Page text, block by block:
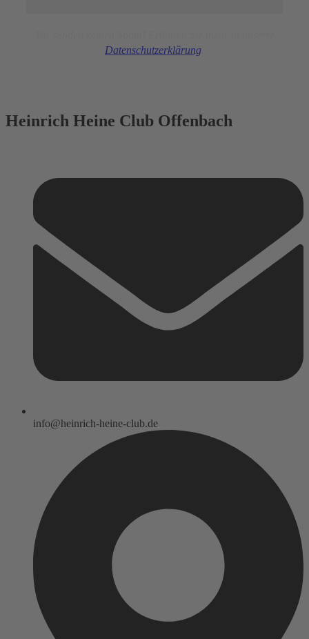
Datenschutzerklärung
Heinrich Heine Club Offenbach
info@heinrich-heine-club.de